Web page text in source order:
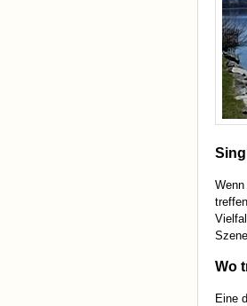
Szene.
Wo
Eine